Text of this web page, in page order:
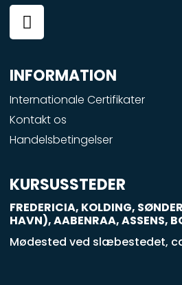
F
a
c
e
b
o
o
k
-
q
u
a
r
INFORMATION
Internationale Certifikater
Kontakt os
Handelsbetingelser
KURSUSSTEDER
FREDERICIA, KOLDING,
HAVN), AABENRAA, ASSENS,
Mødested ved slæbestedet,